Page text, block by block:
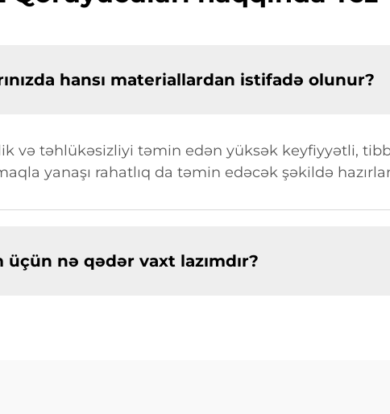
hansı materiallardan istifadə olunur?
və təhlükəsizliyi təmin edən yüksək keyfiyyətli,
yanaşı rahatlıq da təmin edəcək şəkildə
üçün nə qədər vaxt lazımdır?